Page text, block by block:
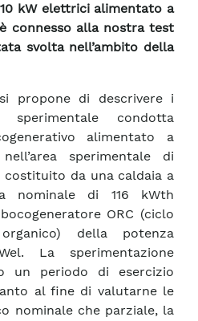
kW elettrici alimentato a
connesso alla nostra test
svolta nell’ambito della
propone di descrivere i
sperimentale condotta
alimentato a
sperimentale di
costituito da una caldaia a
nominale di 116 kWth
ORC (ciclo
della potenza
La sperimentazione
un periodo di esercizio
al fine di valutarne le
nominale che parziale, la